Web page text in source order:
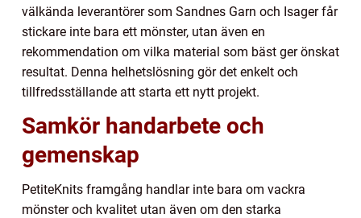
välkända leverantörer som Sandnes Garn och Isager får
stickare inte bara ett mönster, utan även en
rekommendation om vilka material som bäst ger önskat
resultat. Denna helhetslösning gör det enkelt och
tillfredsställande att starta ett nytt projekt.
Samkör handarbete och
gemenskap
PetiteKnits framgång handlar inte bara om vackra
mönster och kvalitet utan även om den starka